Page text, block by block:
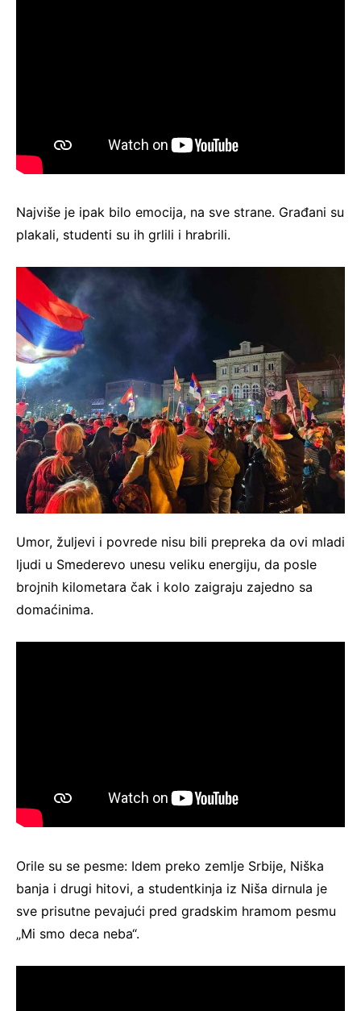
Najviše je ipak bilo emocija, na sve strane. Građani su
plakali, studenti su ih grlili i hrabrili.
Umor, žuljevi i povrede nisu bili prepreka da ovi mladi
ljudi u Smederevo unesu veliku energiju, da posle
brojnih kilometara čak i kolo zaigraju zajedno sa
domaćinima.
Orile su se pesme: Idem preko zemlje Srbije, Niška
banja i drugi hitovi, a studentkinja iz Niša dirnula je
sve prisutne pevajući pred gradskim hramom pesmu
„Mi smo deca neba“.